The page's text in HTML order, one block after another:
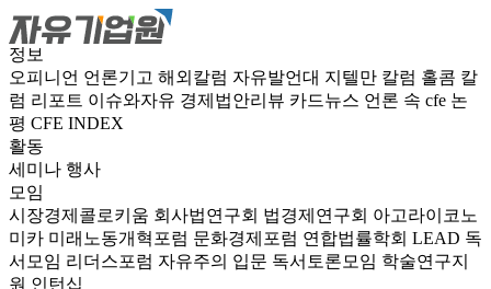
정보
오피니언 언론기고 해외칼럼 자유발언대 지텔만 칼럼 홀콤 칼
럼 리포트 이슈와자유 경제법안리뷰 카드뉴스 언론 속 cfe 논
평 CFE INDEX
활동
세미나 행사
모임
시장경제콜로키움 회사법연구회 법경제연구회 아고라이코노
미카 미래노동개혁포럼 문화경제포럼 연합법률학회 LEAD 독
서모임 리더스포럼 자유주의 입문 독서토론모임 학술연구지
원 인턴십